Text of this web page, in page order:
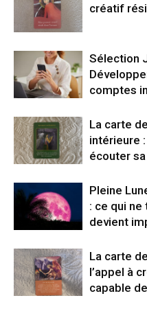
créatif
Sélection
comptes
La carte
intérieure
écouter
Pleine
: ce qui
devient
La carte
l’appel à
capable